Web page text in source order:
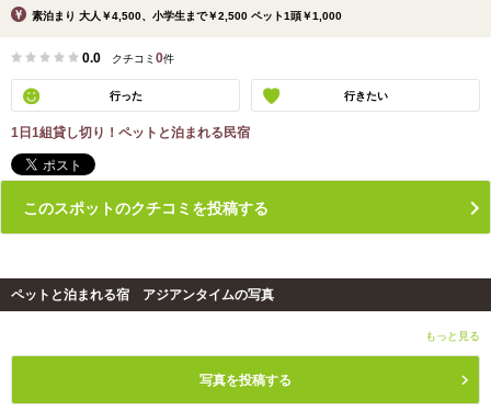
素泊まり 大人￥4,500、小学生まで￥2,500 ペット1頭￥1,000
0.0 クチコミ 0件
行った 行きたい
1日1組貸し切り！ペットと泊まれる民宿
このスポットのクチコミを投稿する
ペットと泊まれる宿 アジアンタイムの写真
もっと見る
写真を投稿する